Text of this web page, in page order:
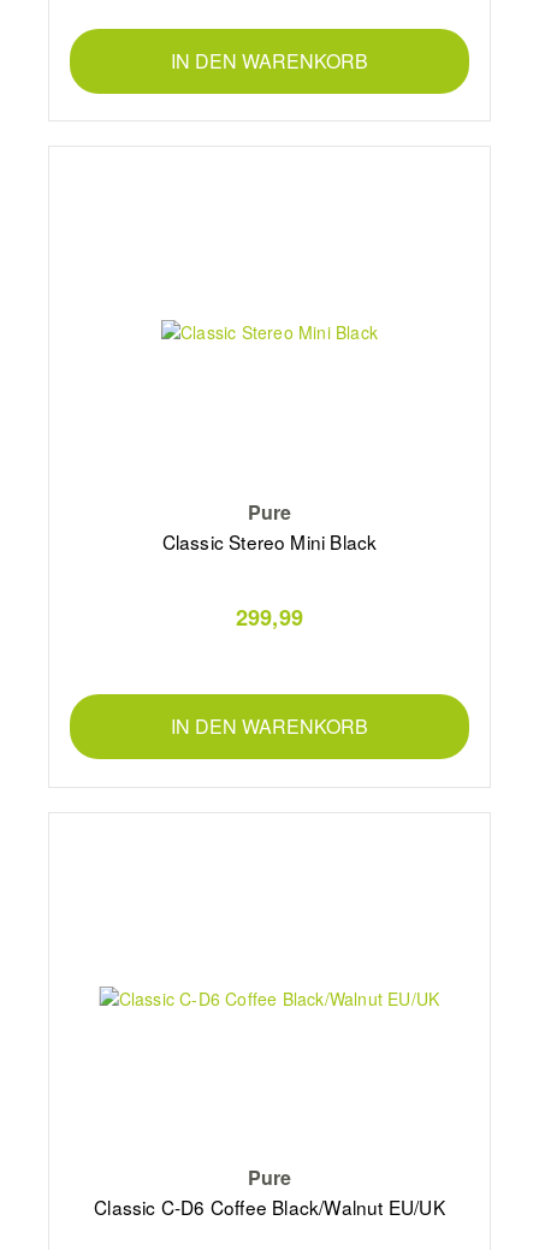
IN DEN WARENKORB
Pure
Classic Stereo Mini Black
299,99
IN DEN WARENKORB
Pure
Classic C-D6 Coffee Black/Walnut EU/UK